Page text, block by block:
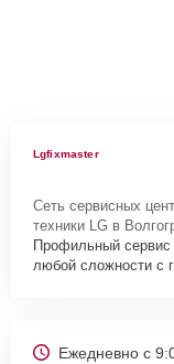
Lgfixmaster
Сеть сервисных
техники LG в
Профильный сервис
любой сложности с
Ежедневно с